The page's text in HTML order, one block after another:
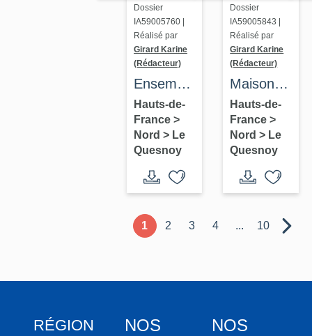
Dossier
IA59005760 |
Réalisé par
Girard Karine
(Rédacteur)
Ensemble
de trois
maisons
avec
sur rue
Hauts-de-
France >
Nord > Le
Quesnoy
Dossier
IA59005843 |
Réalisé par
Girard Karine
(Rédacteur)
Maison à
boutique
à pignon
sur rue
Hauts-de-
France>
Nord> Le
Quesnoy
1 2 3 4 ... 10
RÉGION
NOS
NOS